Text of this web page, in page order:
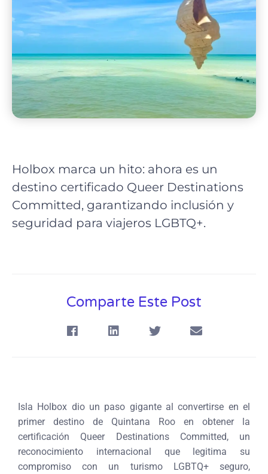
Holbox marca un hito: ahora es un
destino certificado Queer Destinations
Committed, garantizando inclusión y
seguridad para viajeros LGBTQ+.
Comparte Este Post
Isla Holbox dio un paso gigante al convertirse en el
primer destino de Quintana Roo en obtener la
certificación Queer Destinations Committed, un
reconocimiento internacional que legitima su
compromiso con un turismo LGBTQ+ seguro,